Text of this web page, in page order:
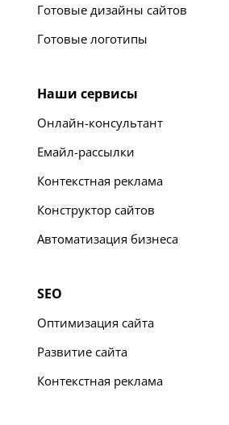
Готовые дизайны сайтов
Готовые логотипы
Наши сервисы
Онлайн-консультант
Емайл-рассылки
Контекстная реклама
Конструктор сайтов
Автоматизация бизнеса
SEO
Оптимизация сайта
Развитие сайта
Контекстная реклама